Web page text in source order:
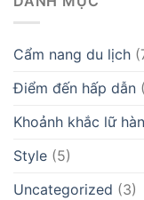
Cẩm nang du lịch
Điểm đến hấp dẫn
Khoảnh khắc lữ
Style (5)
Uncategorized (3)